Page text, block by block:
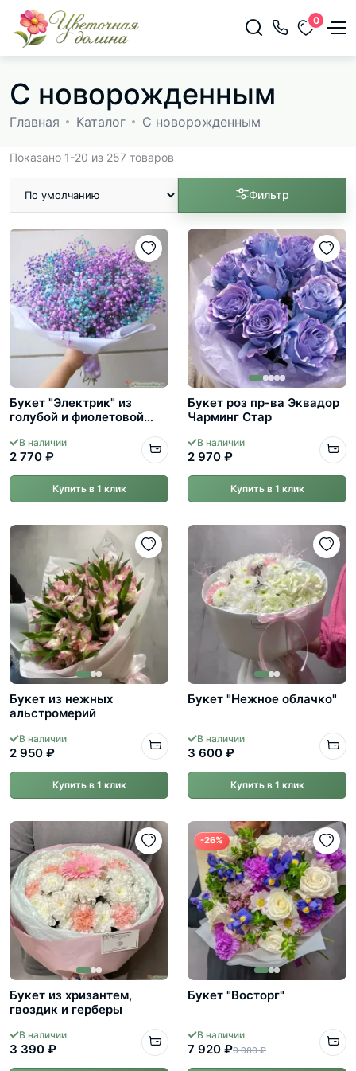
0
С новорожденным
Главная Каталог С новорожденным
Показано 1-20 из 257 товаров
Фильтр
Букет "Электрик" из
голубой и фиолетовой
В наличии
2 770 ₽
Купить в 1 клик
Букет роз пр-ва Эквадор
Чарминг Стар
В наличии
2 970 ₽
Купить в 1 клик
Букет из нежных
альстромерий
В наличии
2 950 ₽
Купить в 1 клик
Букет "Нежное облачко"
В наличии
3 600 ₽
Купить в 1 клик
Букет из хризантем,
гвоздик и герберы
В наличии
3 390 ₽
-26%
Букет "Восторг"
В наличии
7 920 ₽9 980 ₽